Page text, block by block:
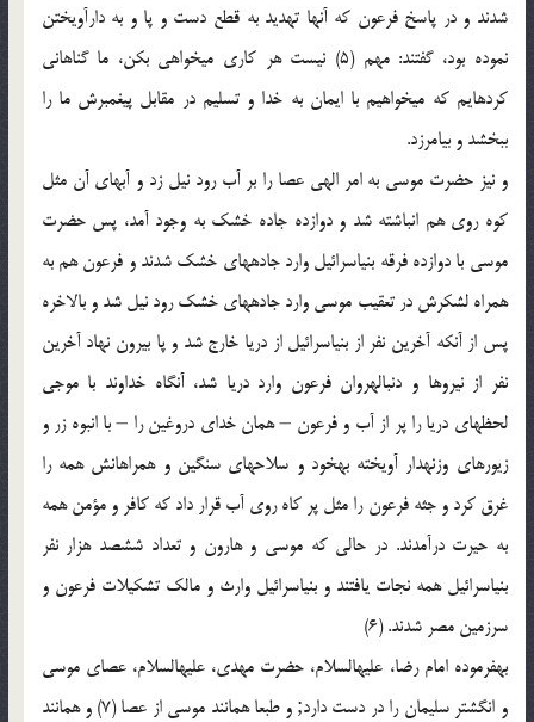
شدند و در پاسخ فرعون که آنها تهدید به قطع دست و پا و به دارآویختن
نموده بود، گفتند: مهم (5) نیست هر کاری می‏خواهی بکن، ما گناهانی
کرده‏ایم که می‏خواهیم با ایمان به خدا و تسلیم در مقابل پیغمبرش ما را
ببخشد و بیامرزد.
و نیز حضرت موسی به امر الهی عصا را بر آب رود نیل زد و آبهای آن مثل
کوه روی هم انباشته شد و دوازده جاده خشک به وجود آمد، پس حضرت
موسی با دوازده فرقه بنی‏اسرائیل وارد جاده‏های خشک شدند و فرعون هم به
همراه لشکرش در تعقیب موسی وارد جاده‏های خشک رود نیل شد و بالاخره
پس از آنکه آخرین نفر از بنی‏اسرائیل از دریا خارج شد و پا بیرون نهاد آخرین
نفر از نیروها و دنباله‏روان فرعون وارد دریا شد، آنگاه خداوند با موجی
لحظه‏ای دریا را پر از آب و فرعون – همان خدای دروغین را – با انبوه زر و
زیورهای وزنه‏دار آویخته به‏خود و سلاحهای سنگین و همراهانش همه را
غرق کرد و جثه فرعون را مثل پر کاه روی آب قرار داد که کافر و مؤمن همه
به حیرت درآمدند. در حالی که موسی و هارون و تعداد ششصد هزار نفر
بنی‏اسرائیل همه نجات یافتند و بنی‏اسرائیل وارث و مالک تشکیلات فرعون و
سرزمین مصر شدند. (6)
به‏فرموده امام رضا، علیه‏السلام، حضرت مهدی، علیه‏السلام، عصای موسی
و انگشتر سلیمان را در دست دارد; و طبعا همانند موسی از عصا (7) و همانند